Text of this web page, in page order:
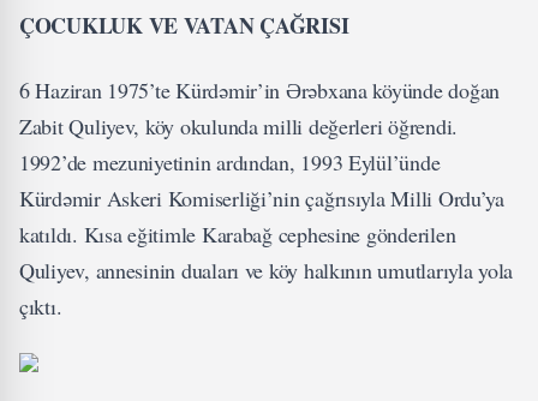
ÇOCUKLUK VE VATAN ÇAĞRISI
6 Haziran 1975’te Kürdəmir’in Ərəbxana köyünde doğan
Zabit Quliyev, köy okulunda milli değerleri öğrendi.
1992’de mezuniyetinin ardından, 1993 Eylül’ünde
Kürdəmir Askeri Komiserliği’nin çağrısıyla Milli Ordu’ya
katıldı. Kısa eğitimle Karabağ cephesine gönderilen
Quliyev, annesinin duaları ve köy halkının umutlarıyla yola
çıktı.